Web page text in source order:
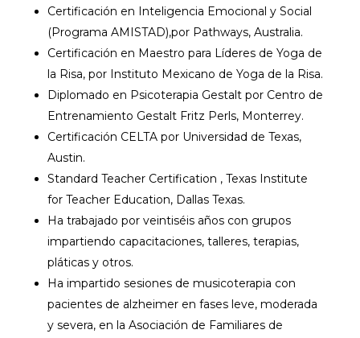
Certificación en Inteligencia Emocional y Social
(Programa AMISTAD),por Pathways, Australia.
Certificación en Maestro para Líderes de Yoga de
la Risa, por Instituto Mexicano de Yoga de la Risa.
Diplomado en Psicoterapia Gestalt por Centro de
Entrenamiento Gestalt Fritz Perls, Monterrey.
Certificación CELTA por Universidad de Texas,
Austin.
Standard Teacher Certification , Texas Institute
for Teacher Education, Dallas Texas.
Ha trabajado por veintiséis años con grupos
impartiendo capacitaciones, talleres, terapias,
pláticas y otros.
Ha impartido sesiones de musicoterapia con
pacientes de alzheimer en fases leve, moderada
y severa, en la Asociación de Familiares de